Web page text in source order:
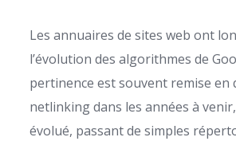
Les annuaires de sites web ont
l’évolution des algorithmes de
pertinence est souvent remise en
netlinking dans les années à
évolué, passant de simples